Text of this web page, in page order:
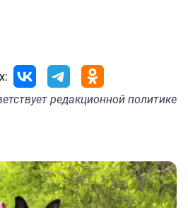
редакционной политике